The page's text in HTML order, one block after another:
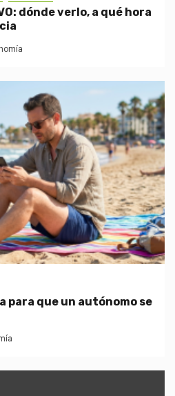
dónde verlo, a qué hora
para que un autónomo se